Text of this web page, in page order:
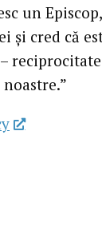
un
și cred că